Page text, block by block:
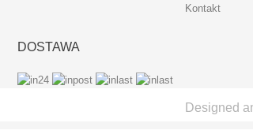
Kontakt
DOSTAWA
Designed